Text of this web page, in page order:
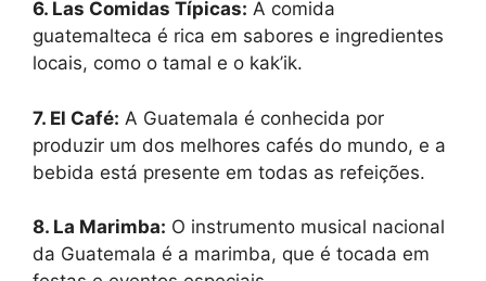
6. Las Comidas Típicas: A comida
guatemalteca é rica em sabores e ingredientes
locais, como o tamal e o kak’ik.
7. El Café: A Guatemala é conhecida por
produzir um dos melhores cafés do mundo, e a
bebida está presente em todas as refeições.
8. La Marimba: O instrumento musical nacional
da Guatemala é a marimba, que é tocada em